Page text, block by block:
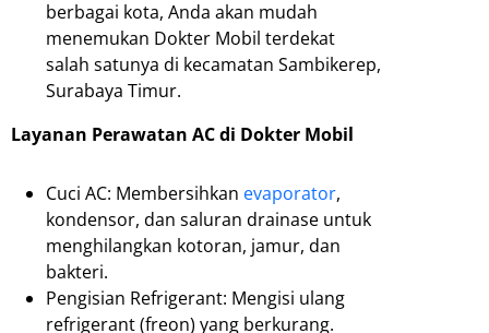
berbagai kota, Anda akan mudah
menemukan Dokter Mobil terdekat
salah satunya di kecamatan Sambikerep,
Surabaya Timur.
Layanan Perawatan AC di Dokter Mobil
Cuci AC: Membersihkan evaporator,
kondensor, dan saluran drainase untuk
menghilangkan kotoran, jamur, dan
bakteri.
Pengisian Refrigerant: Mengisi ulang
refrigerant (freon) yang berkurang.